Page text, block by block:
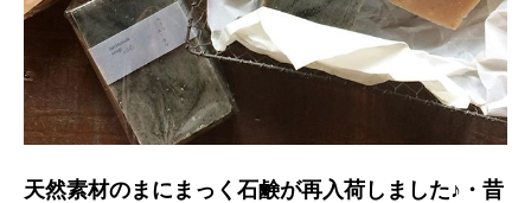
天然素材のまにまっく石鹸が再入荷しました♪・昔